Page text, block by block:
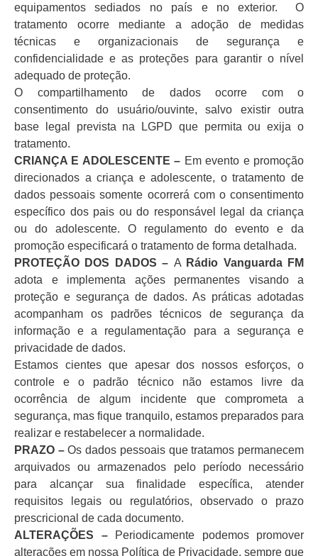
equipamentos sediados no país e no exterior. O
tratamento ocorre mediante a adoção de medidas
técnicas e organizacionais de segurança e
confidencialidade e as proteções para garantir o nível
adequado de proteção.
O compartilhamento de dados ocorre com o
consentimento do usuário/ouvinte, salvo existir outra
base legal prevista na LGPD que permita ou exija o
tratamento.
CRIANÇA E ADOLESCENTE – Em evento e promoção
direcionados a criança e adolescente, o tratamento de
dados pessoais somente ocorrerá com o consentimento
específico dos pais ou do responsável legal da criança
ou do adolescente. O regulamento do evento e da
promoção especificará o tratamento de forma detalhada.
PROTEÇÃO DOS DADOS – A Rádio Vanguarda FM
adota e implementa ações permanentes visando a
proteção e segurança de dados. As práticas adotadas
acompanham os padrões técnicos de segurança da
informação e a regulamentação para a segurança e
privacidade de dados.
Estamos cientes que apesar dos nossos esforços, o
controle e o padrão técnico não estamos livre da
ocorrência de algum incidente que comprometa a
segurança, mas fique tranquilo, estamos preparados para
realizar e restabelecer a normalidade.
PRAZO –Os dados pessoais que tratamos permanecem
arquivados ou armazenados pelo período necessário
para alcançar sua finalidade específica, atender
requisitos legais ou regulatórios, observado o prazo
prescricional de cada documento.
ALTERAÇÕES –
Periodicamente podemos promover
alterações em nossa Política de Privacidade, sempre que